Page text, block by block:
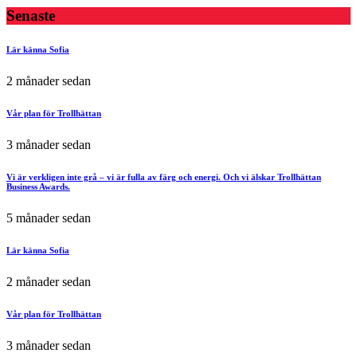
Senaste
Lär känna Sofia
2 månader sedan
Vår plan för Trollhättan
3 månader sedan
Vi är verkligen inte grå – vi är fulla av färg och energi. Och vi älskar Trollhättan
Business Awards.
5 månader sedan
Lär känna Sofia
2 månader sedan
Vår plan för Trollhättan
3 månader sedan